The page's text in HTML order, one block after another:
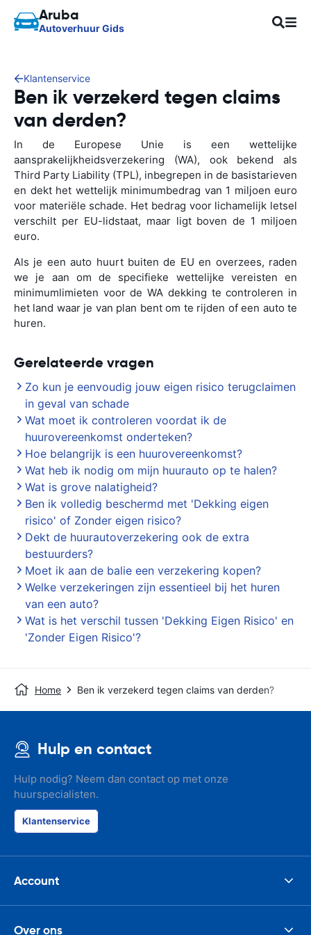
Aruba
Autoverhuur Gids
Klantenservice
Ben ik verzekerd tegen claims
van derden?
In de Europese Unie is een wettelijke
aansprakelijkheidsverzekering (WA), ook bekend als
Third Party Liability (TPL), inbegrepen in de basistarieven
en dekt het wettelijk minimumbedrag van 1 miljoen euro
voor materiële schade. Het bedrag voor lichamelijk letsel
verschilt per EU-lidstaat, maar ligt boven de 1 miljoen
euro.
Als je een auto huurt buiten de EU en overzees, raden
we je aan om de specifieke wettelijke vereisten en
minimumlimieten voor de WA dekking te controleren in
het land waar je van plan bent om te rijden of een auto te
huren.
Gerelateerde vragen
Zo kun je eenvoudig jouw eigen risico terugclaimen
in geval van schade
Wat moet ik controleren voordat ik de
huurovereenkomst onderteken?
Hoe belangrijk is een huurovereenkomst?
Wat heb ik nodig om mijn huurauto op te halen?
Wat is grove nalatigheid?
Ben ik volledig beschermd met 'Dekking eigen
risico' of Zonder eigen risico?
Dekt de huurautoverzekering ook de extra
bestuurders?
Moet ik aan de balie een verzekering kopen?
Welke verzekeringen zijn essentieel bij het huren
van een auto?
Wat is het verschil tussen 'Dekking Eigen Risico' en
'Zonder Eigen Risico'?
Home Ben ik verzekerd tegen claims van derden?
Hulp en contact
Hulp nodig? Neem dan contact op met onze
huurspecialisten.
Klantenservice
Account
Over ons